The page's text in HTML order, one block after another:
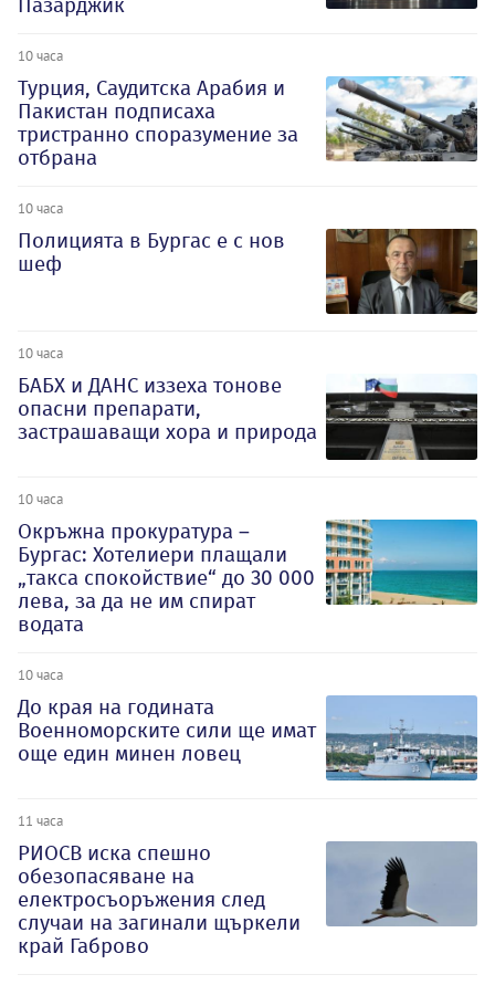
10 часа
Турция, Саудитска Арабия и
Пакистан подписаха
тристранно споразумение за
отбрана
10 часа
Полицията в Бургас е с нов
шеф
10 часа
БАБХ и ДАНС иззеха тонове
опасни препарати,
застрашаващи хора и природа
10 часа
Окръжна прокуратура –
Бургас: Хотелиери плащали
„такса спокойствие“ до 30 000
лева, за да не им спират
водата
10 часа
До края на годината
Военноморските сили ще имат
още един минен ловец
11 часа
РИОСВ иска спешно
обезопасяване на
електросъоръжения след
случаи на загинали щъркели
край Габрово